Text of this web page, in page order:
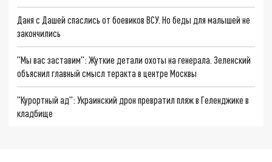
Даня с Дашей спаслись от боевиков ВСУ. Но беды для малышей не
закончились
"Мы вас заставим": Жуткие детали охоты на генерала. Зеленский
объяснил главный смысл теракта в центре Москвы
"Курортный ад": Украинский дрон превратил пляж в Геленджике в
кладбище